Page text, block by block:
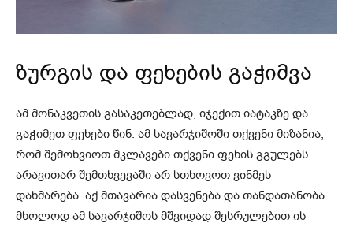
ზურგის და ფეხების გაჭიმვა
ამ მონაკვეთის გასაკეთებლად, იჯექით იატაკზე და
გაჭიმეთ ფეხები წინ. ამ სავარჯიშოში თქვენი მიზანია,
რომ შემოხვიოთ მკლავები თქვენი ფეხის გგულებს.
არავითარ შემთხვევაში არ სთხოვოთ ვინმეს
დახმარება. აქ მთავარია დასვენება და თანდათანობა.
მხოლოდ ამ სავარჯიშოს მშვიდად შესრულებით ის